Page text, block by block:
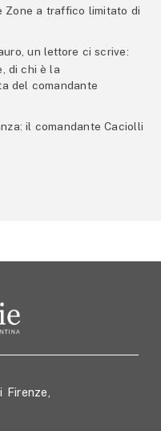
Zone a traffico limitato di
un lettore ci scrive:
di chi è la
del comandante
il comandante Caciolli